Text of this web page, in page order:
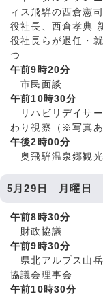
ィス飛騨の西倉憲
役社長、西倉孝典
役社長らが退任・
つ
午前9時20分
市民面談
午前10時30分
リハビリデイサー
わり視察（※写真あ
午後2時00分
奥飛騨温泉郷観
5月29日 月曜日
午前8時30分
財政協議
午前9時30分
県北アルプス山
協議会理事会
午前10時30分